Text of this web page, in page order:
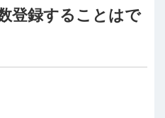
登録することはで